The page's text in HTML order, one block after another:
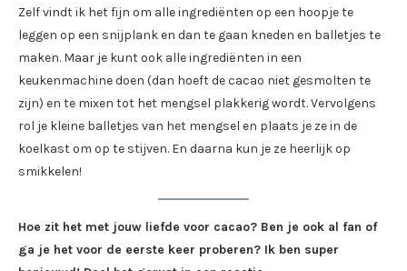
Zelf vindt ik het fijn om alle ingrediënten op een hoopje te
leggen op een snijplank en dan te gaan kneden en balletjes te
maken. Maar je kunt ook alle ingrediënten in een
keukenmachine doen (dan hoeft de cacao niet gesmolten te
zijn) en te mixen tot het mengsel plakkerig wordt. Vervolgens
rol je kleine balletjes van het mengsel en plaats je ze in de
koelkast om op te stijven. En daarna kun je ze heerlijk op
smikkelen!
Hoe zit het met jouw liefde voor cacao? Ben je ook al fan of
ga je het voor de eerste keer proberen? Ik ben super